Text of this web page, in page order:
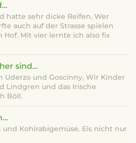
hatte sehr dicke Reifen. Wer
auch auf der Strasse spielen
Mit vier lernte ich also fix
sind…
Uderzo und Goscinny, Wir Kinder
Lindgren und das Irische
Böll.
Kohlrabigemüse. Eis nicht nur